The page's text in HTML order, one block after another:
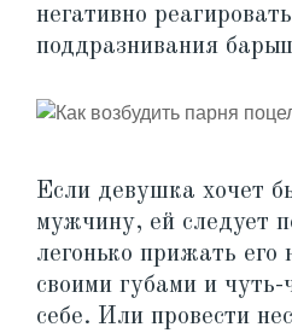
негативно
поддразнивания
Если девушка хочет
мужчину, ей следует
легонько прижать
своими губами и чуть-
себе. Или провести